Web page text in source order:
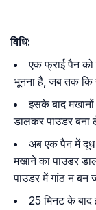
विधि:
एक फ्राई पैन
भूनना है, जब तक कि
इसके बाद
डालकर पाउडर बना
अब एक पैन में
मखाने का पाउडर
पाउडर में गांठ न बन
25 मिनट के बाद